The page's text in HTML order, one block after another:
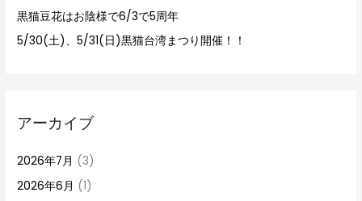
黒猫豆花はお陰様で6/3で5周年
5/30(土)、5/31(日)黒猫台湾まつり開催！！
アーカイブ
2026年7月 (3)
2026年6月 (1)